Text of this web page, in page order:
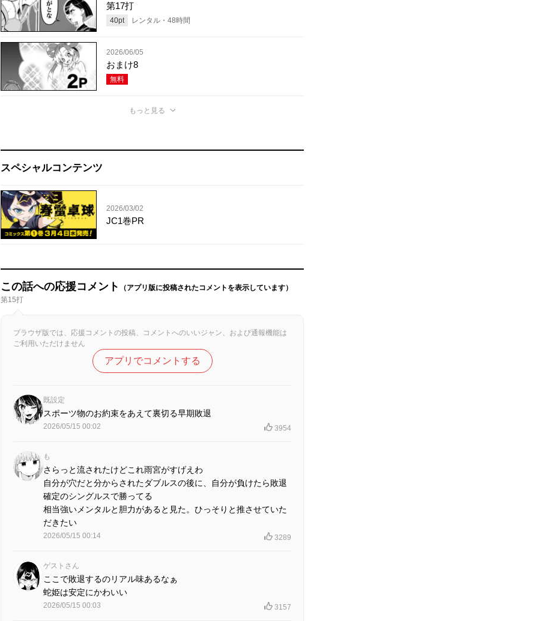
第17打
40pt レンタル・ 48時間
2026/06/05
おまけ8
無料
もっと見る
スペシャルコンテンツ
2026/03/02
JC1巻PR
この話への応援コメント
（アプリ版に投稿されたコメントを表示しています）
第15打
ブラウザ版では、応援コメントの投稿、コメントへのいいジャン、および通報機能は
ご利用いただけません
アプリでコメントする
既設定
スポーツ物のお約束をあえて裏切る早期敗退
2026/05/15 00:02 3954
も
さらっと流されたけどこれ雨宮がすげえわ
自分が穴だと分からされたダブルスの後に、自分が負けたら敗退
確定のシングルスで勝ってる
相当強いメンタルと胆力があると見た。ひっそりと推させていた
だきたい
2026/05/15 00:14 3289
ゲストさん
ここで敗退するのリアル味あるなぁ
蛇姫は安定にかわいい
2026/05/15 00:03 3157